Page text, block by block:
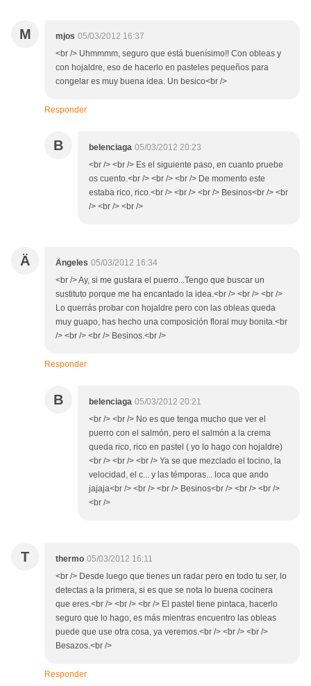
M mjos 05/03/2012 16:37
<br /> Uhmmmm, seguro que está buenísimo!! Con obleas y
con hojaldre, eso de hacerlo en pasteles pequeños para
congelar es muy buena idea. Un besico<br />
Responder
B belenciaga 05/03/2012 20:23
<br /> <br /> Es el siguiente paso, en cuanto pruebe
os cuento.<br /> <br /> <br /> De momento este
estaba rico, rico.<br /> <br /> <br /> Besinos<br /> <br
/> <br /> <br />
Ä Ängeles 05/03/2012 16:34
<br /> Ay, si me gustara el puerro...Tengo que buscar un
sustituto porque me ha encantado la idea.<br /> <br /> <br />
Lo querrás probar con hojaldre pero con las obleas queda
muy guapo, has hecho una composición floral muy bonita.<br
/> <br /> <br /> Besinos.<br />
Responder
B belenciaga 05/03/2012 20:21
<br /> <br /> No es que tenga mucho que ver el
puerro con el salmón, pero el salmón a la crema
queda rico, rico en pastel ( yo lo hago con hojaldre)
<br /> <br /> <br /> Ya se que mezclado el tocino, la
velocidad, el c... y las témporas... loca que ando
jajaja<br /> <br /> <br /> Besinos<br /> <br /> <br />
<br />
T thermo 05/03/2012 16:11
<br /> Desde luego que tienes un radar pero en todo tu ser, lo
detectas a la primera, si es que se nota lo buena cocinera
que eres.<br /> <br /> <br /> El pastel tiene pintaca, hacerlo
seguro que lo hago, es más mientras encuentro las obleas
puede que use otra cosa, ya veremos.<br /> <br /> <br />
Besazos.<br />
Responder